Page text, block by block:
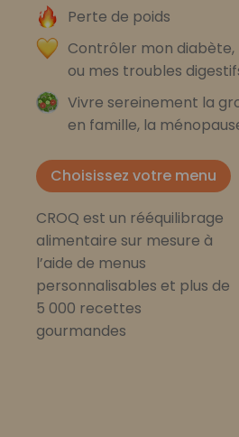
Perte de poids
Contrôler mon
ou mes troubles
Vivre sereinement la
en famille, la
Choisissez votre menu
CROQ est un rééquilibrage
alimentaire sur mesure à
l’aide de menus
personnalisables et plus de
5 000 recettes
gourmandes